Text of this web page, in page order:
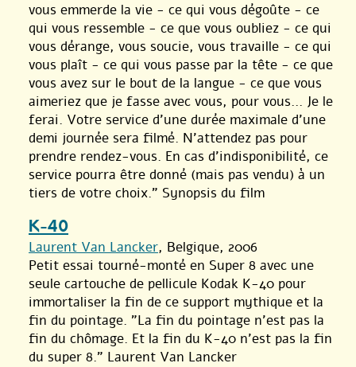
vous emmerde la vie - ce qui vous dégoûte - ce
qui vous ressemble - ce que vous oubliez - ce qui
vous dérange, vous soucie, vous travaille - ce qui
vous plaît - ce qui vous passe par la tête - ce que
vous avez sur le bout de la langue - ce que vous
aimeriez que je fasse avec vous, pour vous... Je le
ferai. Votre service d’une durée maximale d’une
demi journée sera filmé. N’attendez pas pour
prendre rendez-vous. En cas d’indisponibilité, ce
service pourra être donné (mais pas vendu) à un
tiers de votre choix.” Synopsis du film
K-40
Laurent Van Lancker, Belgique, 2006
Petit essai tourné-monté en Super 8 avec une
seule cartouche de pellicule Kodak K-40 pour
immortaliser la fin de ce support mythique et la
fin du pointage. "La fin du pointage n’est pas la
fin du chômage. Et la fin du K-40 n’est pas la fin
du super 8." Laurent Van Lancker